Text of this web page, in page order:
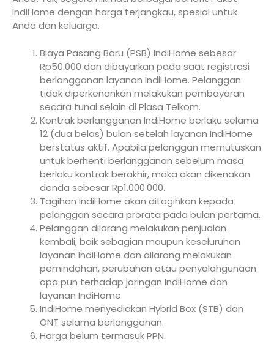
IndiHome dengan harga terjangkau, spesial untuk
Anda dan keluarga.
Biaya Pasang Baru (PSB) IndiHome sebesar
Rp50.000 dan dibayarkan pada saat registrasi
berlangganan layanan IndiHome. Pelanggan
tidak diperkenankan melakukan pembayaran
secara tunai selain di Plasa Telkom.
Kontrak berlangganan IndiHome berlaku selama
12 (dua belas) bulan setelah layanan IndiHome
berstatus aktif. Apabila pelanggan memutuskan
untuk berhenti berlangganan sebelum masa
berlaku kontrak berakhir, maka akan dikenakan
denda sebesar Rp1.000.000.
Tagihan IndiHome akan ditagihkan kepada
pelanggan secara prorata pada bulan pertama.
Pelanggan dilarang melakukan penjualan
kembali, baik sebagian maupun keseluruhan
layanan IndiHome dan dilarang melakukan
pemindahan, perubahan atau penyalahgunaan
apa pun terhadap jaringan IndiHome dan
layanan IndiHome.
IndiHome menyediakan Hybrid Box (STB) dan
ONT selama berlangganan.
Harga belum termasuk PPN.